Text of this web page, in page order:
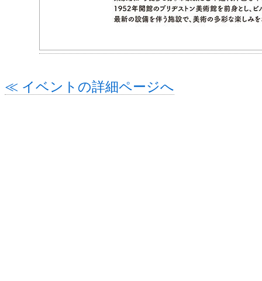
≪ イベントの詳細ページへ